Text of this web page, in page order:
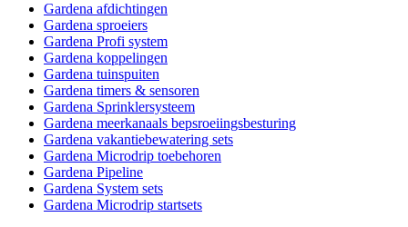
Gardena afdichtingen
Gardena sproeiers
Gardena Profi system
Gardena koppelingen
Gardena tuinspuiten
Gardena timers & sensoren
Gardena Sprinklersysteem
Gardena meerkanaals bepsroeiingsbesturing
Gardena vakantiebewatering sets
Gardena Microdrip toebehoren
Gardena Pipeline
Gardena System sets
Gardena Microdrip startsets